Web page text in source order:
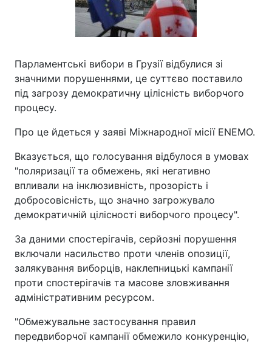
Парламентські вибори в Грузії відбулися зі
значними порушеннями, це суттєво поставило
під загрозу демократичну цілісність виборчого
процесу.
Про це йдеться у заяві Міжнародної місії ENEMO.
Вказується, що голосування відбулося в умовах
"поляризації та обмежень, які негативно
впливали на інклюзивність, прозорість і
добросовісність, що значно загрожувало
демократичній цілісності виборчого процесу".
За даними спостерігачів, серйозні порушення
включали насильство проти членів опозиції,
залякування виборців, наклепницькі кампанії
проти спостерігачів та масове зловживання
адміністративним ресурсом.
"Обмежувальне застосування правил
передвиборчої кампанії обмежило конкуренцію,